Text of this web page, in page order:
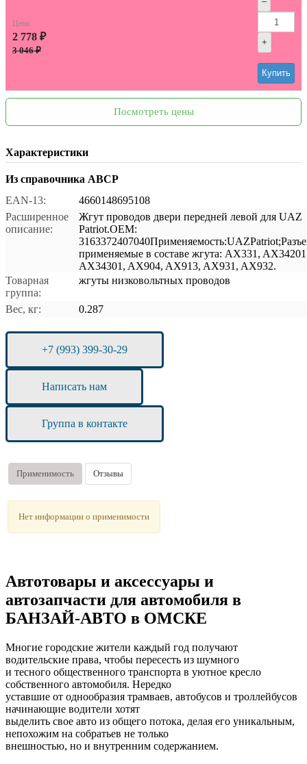
Цена
2 778 ₽
3 046 ₽
+
Купить
Посмотреть цены
Характеристики
Из справочника ABCP
EAN-13:
4660148695108
Расширенное
описание:
Жгут проводов двери передней левой для UAZ
Patriot.OEM:
применяемые в составе жгута: AX331,
AX34301, AX904, AX913, AX931, AX932.
Товарная
группа:
жгуты низковольтных проводов
Вес, кг: 0.287
+7 (993) 399-30-29
Написать нам
Группа в контакте
Применимость Отзывы
Нет информации о применимости
Автотовары и аксессуары и
автозапчасти для автомобиля в
БАНЗАЙ-АВТО в ОМСКЕ
Многие городские жители каждый год получают
водительские права, чтобы пересесть из шумного
и тесного общественного транспорта в уютное кресло
собственного автомобиля. Нередко
уставшие от однообразия трамваев, автобусов и троллейбусов
начинающие водители хотят
выделить свое авто из общего потока, делая его уникальным,
непохожим на собратьев не только
внешностью, но и внутренним содержанием.